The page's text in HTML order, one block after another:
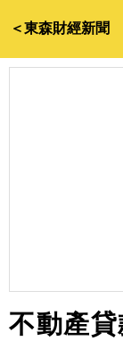
＜東森財經新聞
不動產